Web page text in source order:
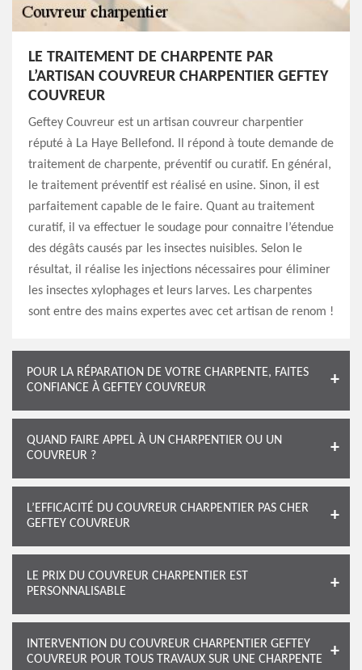
LE TRAITEMENT DE CHARPENTE PAR
L’ARTISAN COUVREUR CHARPENTIER GEFTEY
COUVREUR
Geftey Couvreur est un artisan couvreur charpentier
réputé à La Haye Bellefond. Il répond à toute demande de
traitement de charpente, préventif ou curatif. En général,
le traitement préventif est réalisé en usine. Sinon, il est
parfaitement capable de le faire. Quant au traitement
curatif, il va effectuer le soudage pour connaitre l’étendue
des dégâts causés par les insectes nuisibles. Selon le
résultat, il réalise les injections nécessaires pour éliminer
les insectes xylophages et leurs larves. Les charpentes
sont entre des mains expertes avec cet artisan de renom !
POUR LA RÉPARATION DE VOTRE CHARPENTE, FAITES
CONFIANCE À GEFTEY COUVREUR
QUAND FAIRE APPEL À UN CHARPENTIER OU UN
COUVREUR ?
L’EFFICACITÉ DU COUVREUR CHARPENTIER PAS CHER
GEFTEY COUVREUR
LE PRIX DU COUVREUR CHARPENTIER EST
PERSONNALISABLE
INTERVENTION DU COUVREUR CHARPENTIER GEFTEY
COUVREUR POUR TOUS TRAVAUX SUR UNE CHARPENTE